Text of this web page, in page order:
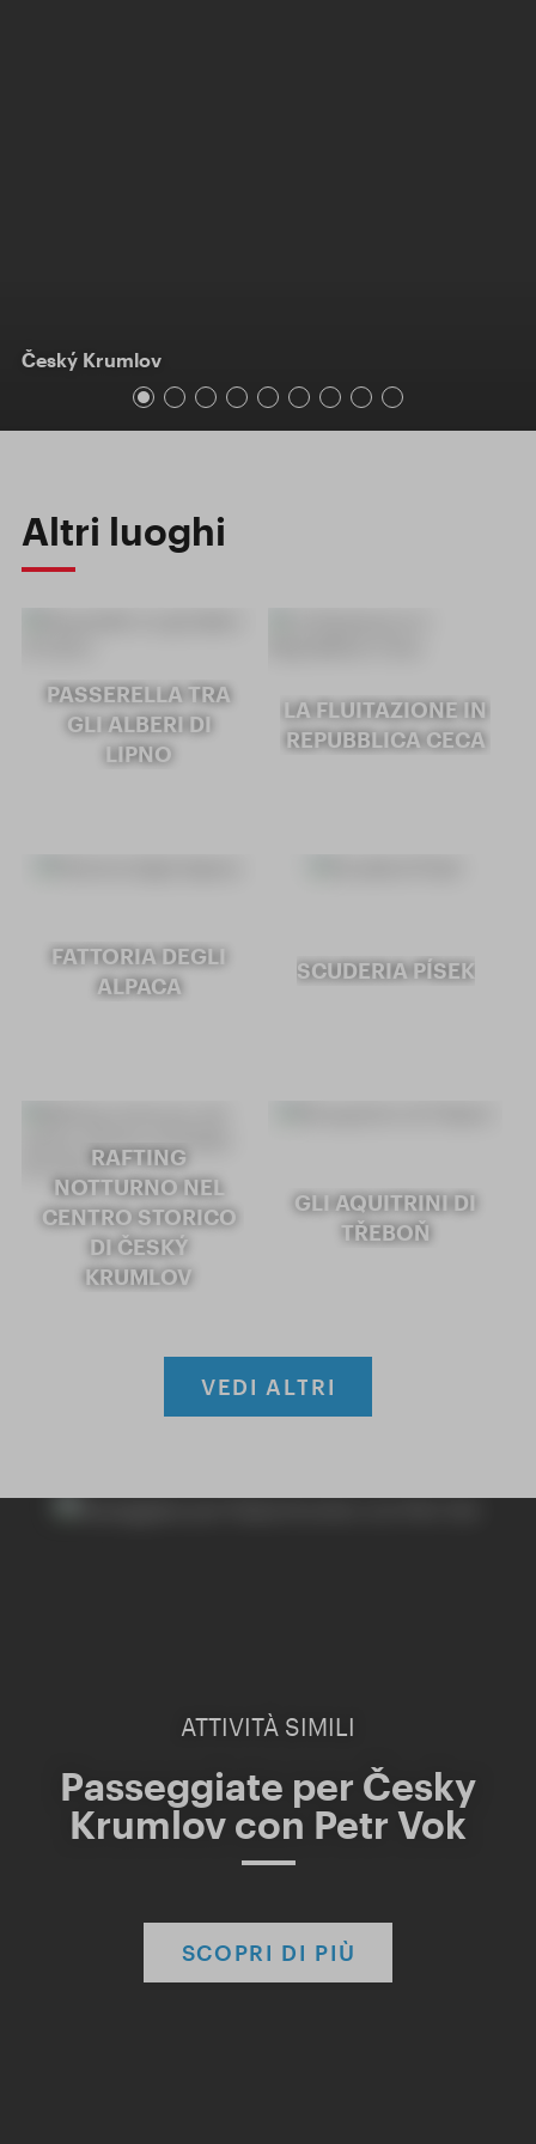
Český Krumlov
Altri luoghi
PASSERELLA TRA
GLI ALBERI DI
LIPNO
LA FLUITAZIONE IN
REPUBBLICA CECA
FATTORIA DEGLI
ALPACA
SCUDERIA PÍSEK
RAFTING
NOTTURNO NEL
CENTRO STORICO
DI ČESKÝ
KRUMLOV
GLI AQUITRINI DI
TŘEBOŇ
VEDI ALTRI
ATTIVITÀ SIMILI
Passeggiate per Česky
Krumlov con Petr Vok
SCOPRI DI PIÙ